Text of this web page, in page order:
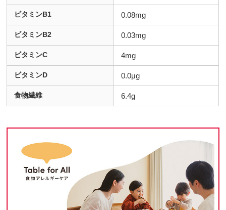
ビタミンB1 0.08mg
ビタミンB2 0.03mg
ビタミンC 4mg
ビタミンD 0.0μg
食物繊維 6.4g